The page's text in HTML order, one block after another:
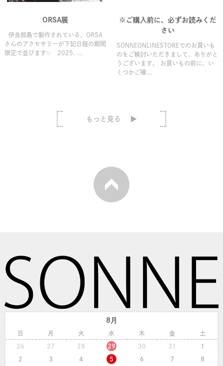
ORSA展
伊良部島で製作されている、ORSA
さんのアクセサリーが下記日程の期間
限定で並びます✨ 2025. ...
※ご購入前に、必ずお読みくだ
さい
SONNEONLINESTOREでのお買いも
のをご検討いただきまして、ありがと
うございます。 お買いもの前に、い
くつかご確...
もっと見る
8月
日 月 火 水 木 金 土
26 27 28 29 30 31 1
2 3 4 5 6 7 8